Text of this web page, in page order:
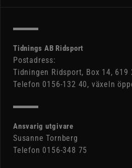
Tidnings AB Ridsport
Postadress:
Tidningen Ridsport, Box 14, 619
Telefon 0156-132 40, växeln
Ansvarig utgivare
Susanne Tornberg
Telefon 0156-348 75